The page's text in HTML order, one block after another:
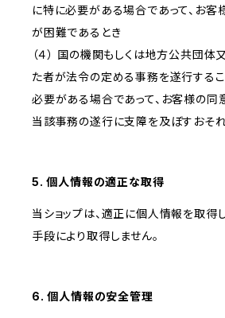
に特に必要がある場合であって、お客
が困難であるとき
（４） 国の機関もしくは地方公共団
た者が法令の定める事務を遂行する
必要がある場合であって、お客様の同
当該事務の遂行に支障を及ぼすおそ
5. 個人情報の適正な取得
当ショップは、適正に個人情報を取得
手段により取得しません。
6. 個人情報の安全管理